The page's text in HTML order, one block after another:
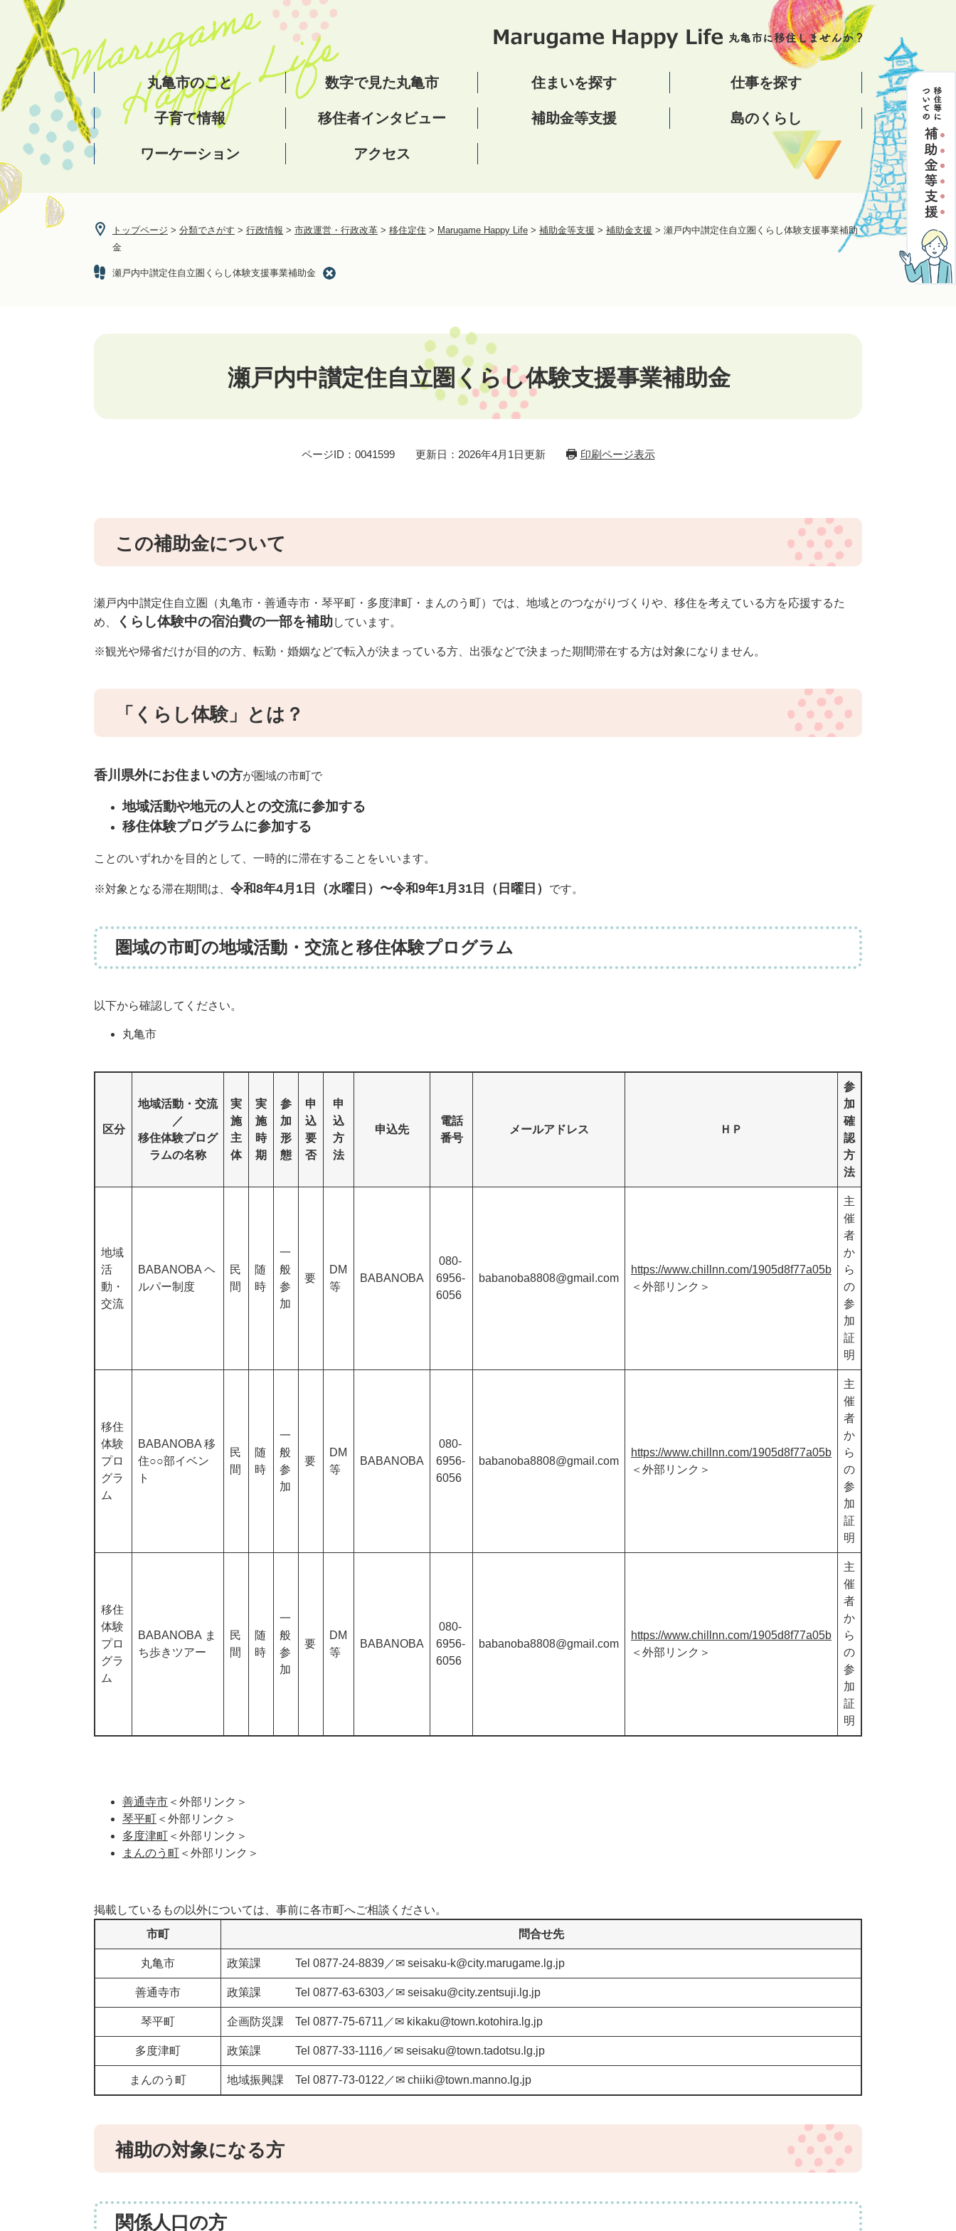
頭
で
飛
ば
本
文
へ
丸亀市のこと 数字で見た丸亀市 住まいを探す 仕事を探す
子育て情報 移住者インタビュー 補助金等支援 島のくらし
ワーケーション アクセス
トップページ > 分類でさがす > 行政情報 > 市政運営・行政改革 > 移住定住 > Marugame Happy Life > 補助金等支援 > 補助金支援 > 瀬戸内中讃定住自立圏くらし体験支援事業補助
金
瀬戸内中讃定住自立圏くらし体験支援事業補助金
本
瀬戸内中讃定住自立圏くらし体験支援事業補助金
ページID：0041599 更新日：2026年4月1日更新 印刷ページ表示
この補助金について
瀬戸内中讃定住自立圏（丸亀市・善通寺市・琴平町・多度津町・まんのう町）では、地域とのつながりづくりや、移住を考えている方を応援するた
め、
くらし体験中の宿泊費の一部を補助しています。
※観光や帰省だけが目的の方、転勤・婚姻などで転入が決まっている方、出張などで決まった期間滞在する方は対象になりません。​
「くらし体験」とは？
香川県外にお住まいの方が圏域の市町で
地域活動や地元の人との交流に参加する
移住体験プログラムに参加する
ことのいずれかを目的として、一時的に滞在することをいいます。
※対象となる滞在期間は、 令和8年4月1日（水曜日）〜令和9年1月31日（日曜日） ​です。
圏域の市町の地域活動・交流と移住体験プログラム
以下から確認してください。
丸亀市
区分
地域活動・交流
／
移住体験プログ
ラムの名称
実
施
主
体
実
施
時
期
参
加
形
態
申
込
要
否
申
込
方
法
申込先
電話
番号
メールアドレス ＨＰ
参
加
確
認
方
法
地域
活
動・
交流
BABANOBA ヘ
ルパー制度
民
間
随
時
一
般
参
加
要
DM
等
BABANOBA
080-
6956-
6056
babanoba8808@gmail.com
https://www.chillnn.com/1905d8f77a05b
＜外部リンク＞
主
催
者
か
ら
の
参
加
証
明
移住
体験
プロ
グラ
ム
BABANOBA 移
住○○部イベン
ト
民
間
随
時
一
般
参
加
要
DM
等
BABANOBA
080-
6956-
6056
babanoba8808@gmail.com
https://www.chillnn.com/1905d8f77a05b
＜外部リンク＞
主
催
者
か
ら
の
参
加
証
明
移住
体験
プロ
グラ
ム
BABANOBA ま
ち歩きツアー
民
間
随
時
一
般
参
加
要
DM
等
BABANOBA
080-
6956-
6056
babanoba8808@gmail.com
https://www.chillnn.com/1905d8f77a05b
＜外部リンク＞
主
催
者
か
ら
の
参
加
証
明
善通寺市 ＜外部リンク＞
琴平町 ＜外部リンク＞
多度津町 ＜外部リンク＞
まんのう町 ＜外部リンク＞
掲載しているもの以外については、事前に各市町へご相談ください。
市町
問合せ先
丸亀市 政策課 Tel 0877-24-8839／✉ seisaku-k@city.marugame.lg.jp
善通寺市 政策課 Tel 0877-63-6303／✉ seisaku@city.zentsuji.lg.jp
琴平町 企画防災課 Tel 0877-75-6711／✉ kikaku@town.kotohira.lg.jp
多度津町 政策課 Tel 0877-33-1116／✉ seisaku@town.tadotsu.lg.jp
まんのう町 地域振興課 Tel 0877-73-0122／✉ chiiki@town.manno.lg.jp
補助の対象になる方
関係人口の方